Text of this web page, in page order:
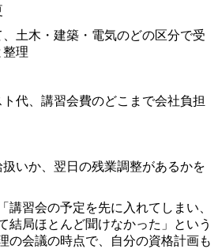
土木・建築・電気のどの区分で受
整理
代、講習会費のどこまで会社負担
いか、翌日の残業調整があるかを
講習会の予定を先に入れてしまい、
結局ほとんど聞けなかった」という
の会議の時点で、自分の資格計画も